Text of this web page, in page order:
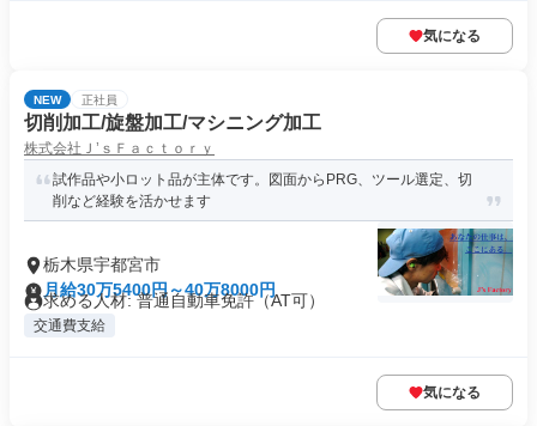
気になる
NEW 正社員
切削加工/旋盤加工/マシニング加工
株式会社Ｊ’ｓＦａｃｔｏｒｙ
試作品や小ロット品が主体です。図面からPRG、ツール選定、切
削など経験を活かせます
栃木県宇都宮市
月給30万5400円～40万8000円
求める人材: 普通自動車免許（AT可）
交通費支給
気になる